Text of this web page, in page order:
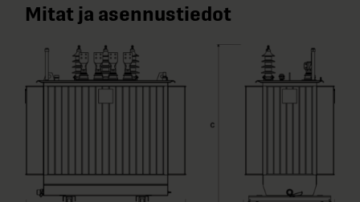
Mitat ja asennustiedot